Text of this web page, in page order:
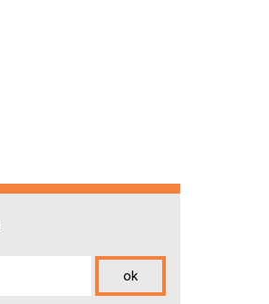
ok